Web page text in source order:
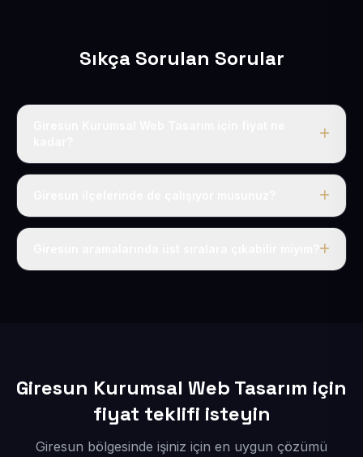
Sıkça Sorulan Sorular
Giresun dahil Türkiye’nin her yerinde geçerli yıllık tek
Elbette; Giresun iline bağlı bütün ilçelere uzaktan ve
Giresun Kurumsal Web Tasarım için
fiyat teklifi isteyin
Giresun bölgesinde işiniz için en uygun çözümü